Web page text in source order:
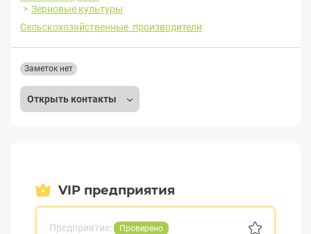
Зерновые культуры
Сельскохозяйственные производители
Открыть контакты
Заметок нет
VIP предприятия
Предприятие: Проверено